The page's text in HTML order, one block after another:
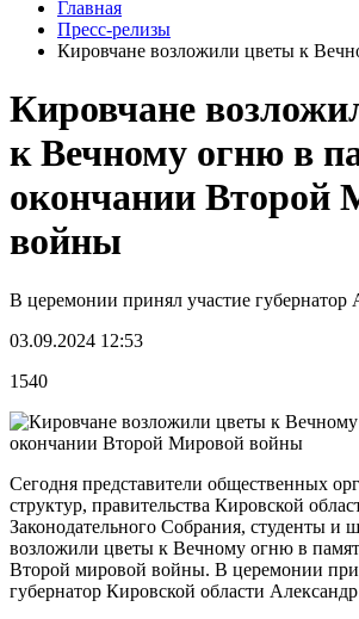
Главная
Пресс-релизы
Кировчане возложили цветы к
Кировчане
к Вечному огню в
окончании Второй
войны
В церемонии принял участие губернатор
03.09.2024 12:53
1540
Сегодня представители общественных
структур, правительства Кировской
Законодательного Собрания, студенты и
возложили цветы к Вечному огню в
Второй мировой войны. В церемонии
губернатор Кировской области